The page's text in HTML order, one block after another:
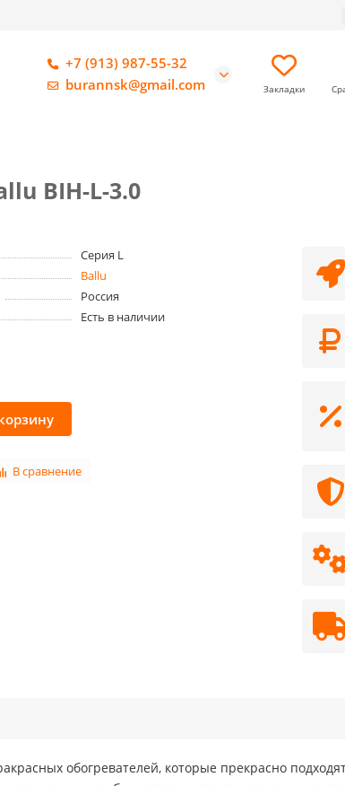
+7 (913) 987-55-32
burannsk@gmail.com
Закладки
BIH-L-3.0
Серия L
Ballu
Россия
Есть в наличии
В сравнение
обогревателей, которые прекрасно